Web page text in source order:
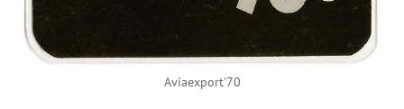
Aviaexport'70